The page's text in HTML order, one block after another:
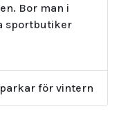
Bor man i
sportbutiker
för vintern